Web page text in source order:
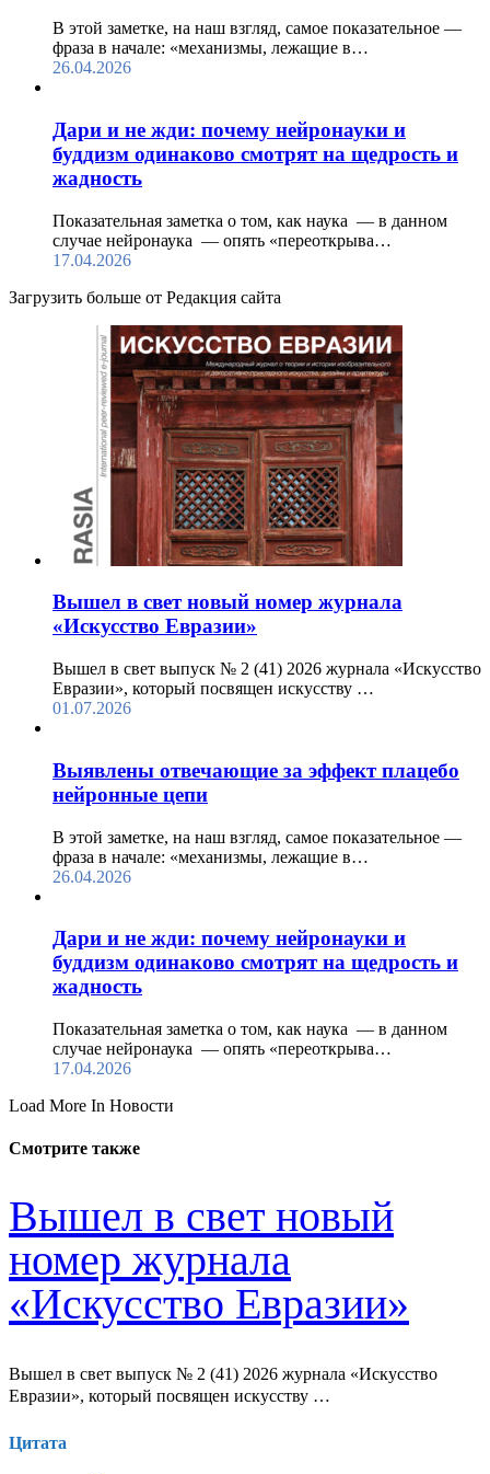
В этой заметке, на наш взгляд, самое показательное —
фраза в начале: «механизмы, лежащие в…
26.04.2026
Дари и не жди: почему нейронауки и
буддизм одинаково смотрят на щедрость и
жадность
Показательная заметка о том, как наука — в данном
случае нейронаука — опять «переоткрыва…
17.04.2026
Загрузить больше от Редакция cайта
Вышел в свет новый номер журнала
«Искусство Евразии»
Вышел в свет выпуск № 2 (41) 2026 журнала «Искусство
Евразии», который посвящен искусству …
01.07.2026
Выявлены отвечающие за эффект плацебо
нейронные цепи
В этой заметке, на наш взгляд, самое показательное —
фраза в начале: «механизмы, лежащие в…
26.04.2026
Дари и не жди: почему нейронауки и
буддизм одинаково смотрят на щедрость и
жадность
Показательная заметка о том, как наука — в данном
случае нейронаука — опять «переоткрыва…
17.04.2026
Load More In Новости
Смотрите также
Вышел в свет новый
номер журнала
«Искусство Евразии»
Вышел в свет выпуск № 2 (41) 2026 журнала «Искусство
Евразии», который посвящен искусству …
Цитата